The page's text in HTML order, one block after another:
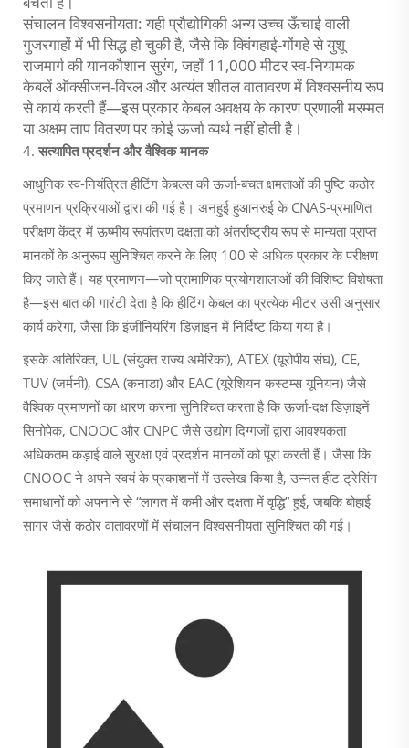
संचालन विश्वसनीयता: यही प्रौद्योगिकी अन्य उच्च ऊँचाई वाली
गुजरगाहों में भी सिद्ध हो चुकी है, जैसे कि क्विंगहाई-गोंगहे से युशू
राजमार्ग की यानकौशान सुरंग, जहाँ 11,000 मीटर स्व-नियामक
केबलें ऑक्सीजन-विरल और अत्यंत शीतल वातावरण में विश्वसनीय रूप
से कार्य करती हैं—इस प्रकार केबल अवक्षय के कारण प्रणाली मरम्मत
या अक्षम ताप वितरण पर कोई ऊर्जा व्यर्थ नहीं होती है।
4. सत्यापित प्रदर्शन और वैश्विक मानक
आधुनिक स्व-नियंत्रित हीटिंग केबल्स की ऊर्जा-बचत क्षमताओं की पुष्टि कठोर
प्रमाणन प्रक्रियाओं द्वारा की गई है। अनहुई हुआनरुई के CNAS-प्रमाणित
परीक्षण केंद्र में ऊष्मीय रूपांतरण दक्षता को अंतर्राष्ट्रीय रूप से मान्यता प्राप्त
मानकों के अनुरूप सुनिश्चित करने के लिए 100 से अधिक प्रकार के परीक्षण
किए जाते हैं। यह प्रमाणन—जो प्रामाणिक प्रयोगशालाओं की विशिष्ट विशेषता
है—इस बात की गारंटी देता है कि हीटिंग केबल का प्रत्येक मीटर उसी अनुसार
कार्य करेगा, जैसा कि इंजीनियरिंग डिज़ाइन में निर्दिष्ट किया गया है।
इसके अतिरिक्त, UL (संयुक्त राज्य अमेरिका), ATEX (यूरोपीय संघ), CE,
TUV (जर्मनी), CSA (कनाडा) और EAC (यूरेशियन कस्टम्स यूनियन) जैसे
वैश्विक प्रमाणनों का धारण करना सुनिश्चित करता है कि ऊर्जा-दक्ष डिज़ाइनें
सिनोपेक, CNOOC और CNPC जैसे उद्योग दिग्गजों द्वारा आवश्यकता
अधिकतम कड़ाई वाले सुरक्षा एवं प्रदर्शन मानकों को पूरा करती हैं। जैसा कि
CNOOC ने अपने स्वयं के प्रकाशनों में उल्लेख किया है, उन्नत हीट ट्रेसिंग
समाधानों को अपनाने से “लागत में कमी और दक्षता में वृद्धि” हुई, जबकि बोहाई
सागर जैसे कठोर वातावरणों में संचालन विश्वसनीयता सुनिश्चित की गई।